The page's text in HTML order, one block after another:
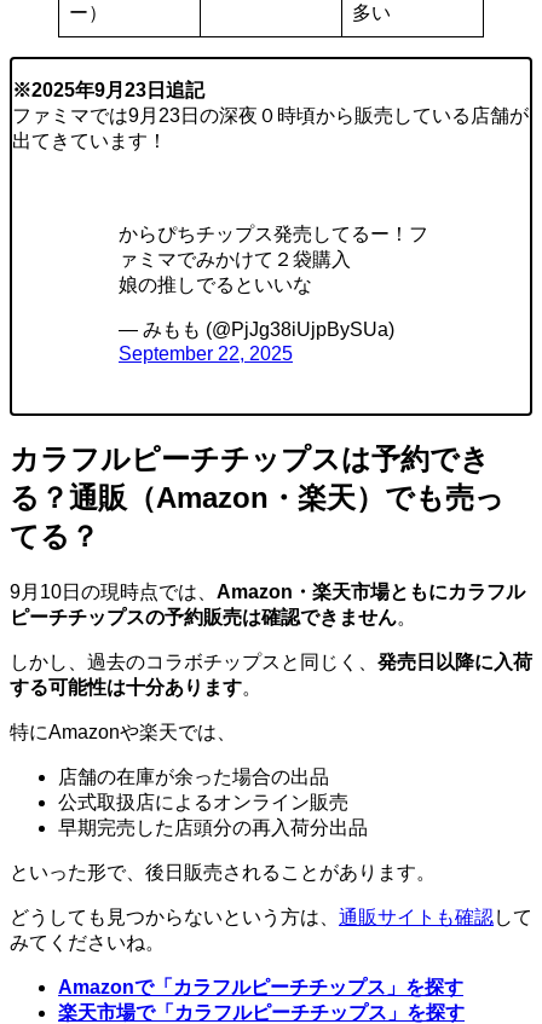
ー）
多い
※2025年9月23日追記
ファミマでは9月23日の深夜０時頃から販売している店舗が
出てきています！
からぴちチップス発売してるー！フ
ァミマでみかけて２袋購入
娘の推しでるといいな
— みもも (@PjJg38iUjpBySUa)
September 22, 2025
カラフルピーチチップスは予約でき
る？通販（Amazon・楽天）でも売っ
てる？
9月10日の現時点では、 Amazon・楽天市場ともにカラフル
ピーチチップスの予約販売は確認できません。
しかし、過去のコラボチップスと同じく、 発売日以降に入荷
する可能性は十分あります。
特にAmazonや楽天では、
店舗の在庫が余った場合の出品
公式取扱店によるオンライン販売
早期完売した店頭分の再入荷分出品
といった形で、後日販売されることがあります。
どうしても見つからないという方は、 通販サイトも確認して
みてくださいね。
Amazonで「カラフルピーチチップス」を探す
楽天市場で「カラフルピーチチップス」を探す